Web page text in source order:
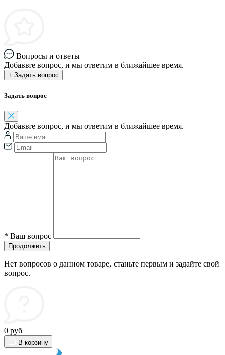
Вопросы и ответы
Добавьте вопрос, и мы ответим в ближайшее время.
+ Задать вопрос
Задать вопрос
Добавьте вопрос, и мы ответим в ближайшее время.
* Ваш вопрос
Продолжить
Нет вопросов о данном товаре, станьте первым и задайте свой
вопрос.
0 руб
В корзину